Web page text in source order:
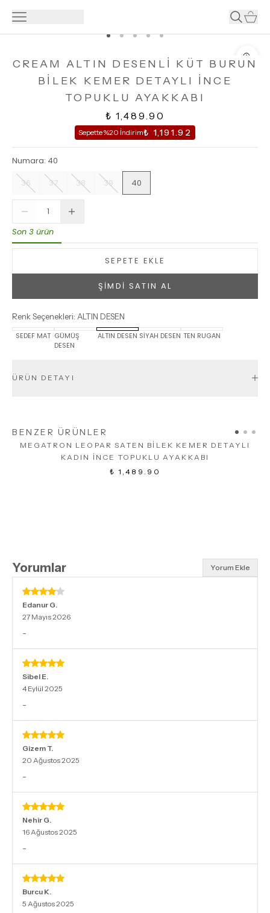
CREAM ALTIN DESENLİ KÜT BURUN
BİLEK KEMER DETAYLI İNCE
TOPUKLU AYAKKABI
₺ 1,489.90
Sepette %20 İndirim₺ 1,191.92
Numara: 40
36
37 38 39 40
Son 3 ürün
SEPETE EKLE
ŞİMDİ SATIN AL
Renk Seçenekleri: ALTIN DESEN
SEDEF MAT GÜMÜŞ
DESEN
ALTIN DESEN SİYAH DESEN TEN RUGAN
ÜRÜN DETAYI
BENZER ÜRÜNLER
MEGATRON LEOPAR SATEN BİLEK KEMER DETAYLI
KADIN İNCE TOPUKLU AYAKKABI
₺ 1,489.90
Yorumlar Yorum Ekle
Edanur G.
27 Mayıs 2026
-
Sibel E.
4 Eylül 2025
-
Gizem T.
20 Ağustos 2025
-
Nehir G.
16 Ağustos 2025
-
Burcu K.
5 Ağustos 2025